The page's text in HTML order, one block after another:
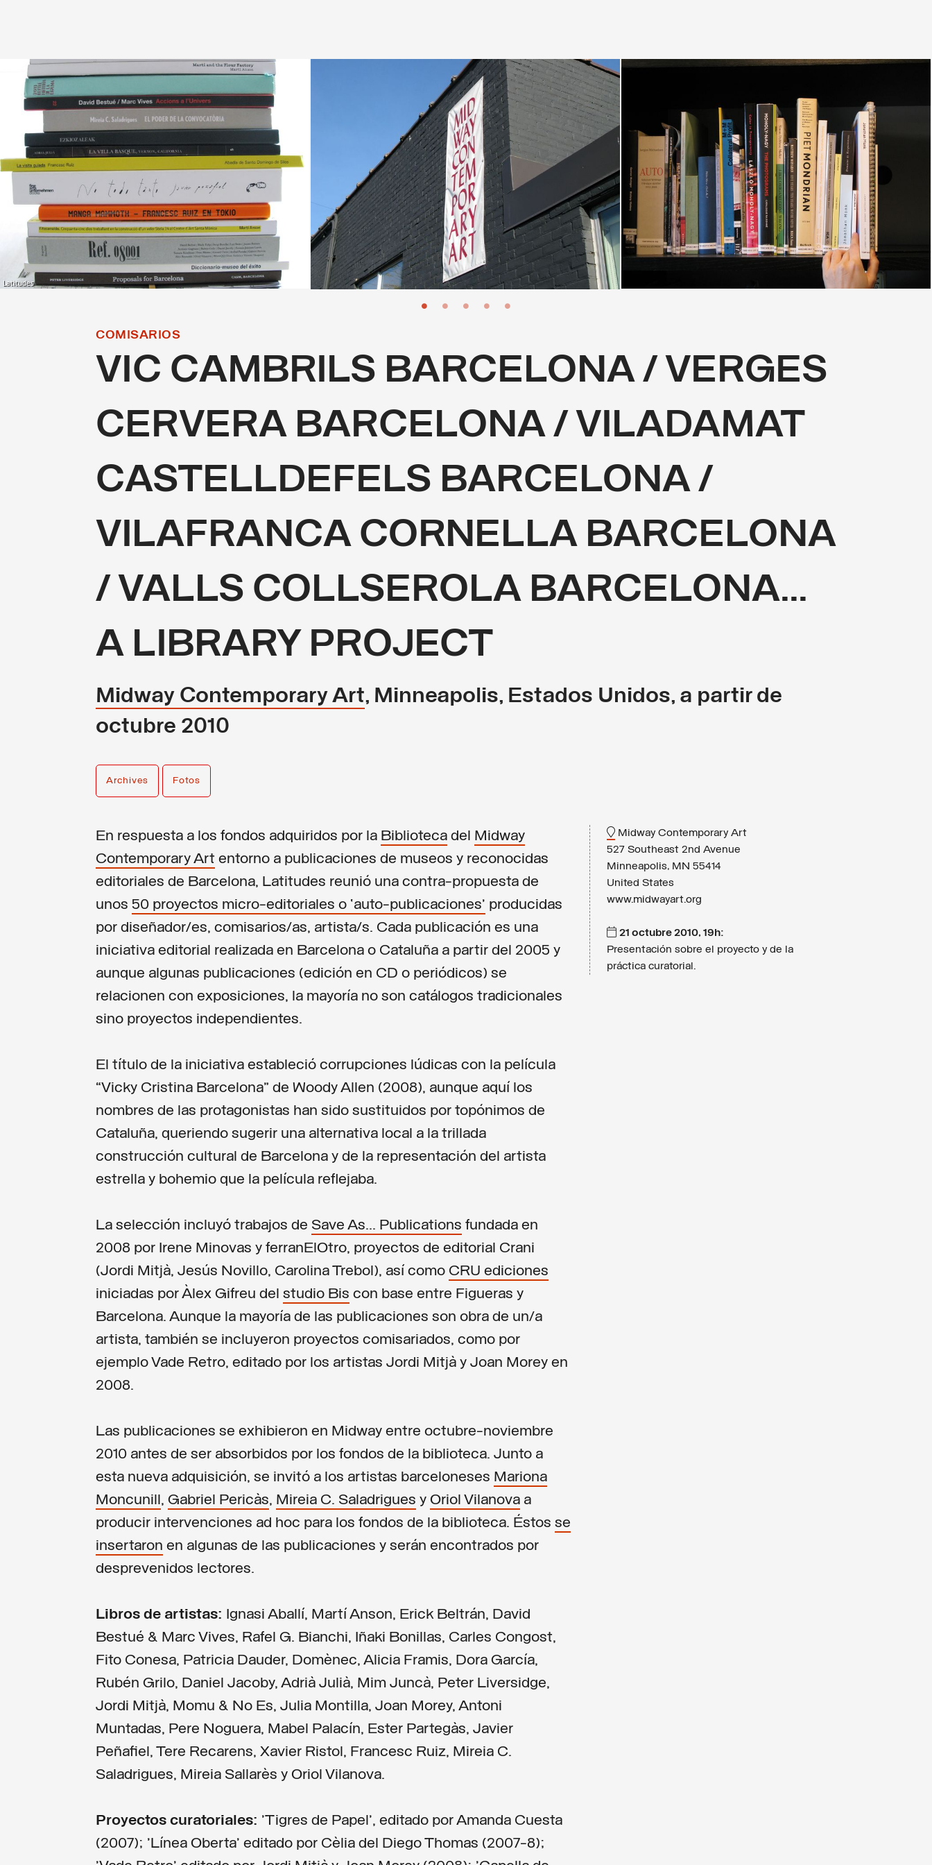
Latitudes
COMISARIOS
VIC CAMBRILS BARCELONA / VERGES
CERVERA BARCELONA / VILADAMAT
CASTELLDEFELS BARCELONA /
VILAFRANCA CORNELLA BARCELONA
/ VALLS COLLSEROLA BARCELONA...
A LIBRARY PROJECT
Midway Contemporary Art, Minneapolis, Estados Unidos, a partir de
octubre 2010
Archives Fotos
En respuesta a los fondos adquiridos por la Biblioteca del Midway
Contemporary Art entorno a publicaciones de museos y reconocidas
editoriales de Barcelona, Latitudes reunió una contra-propuesta de
unos 50 proyectos micro-editoriales o ‘auto-publicaciones’ producidas
por diseñador/es, comisarios/as, artista/s. Cada publicación es una
iniciativa editorial realizada en Barcelona o Cataluña a partir del 2005 y
aunque algunas publicaciones (edición en CD o periódicos) se
relacionen con exposiciones, la mayoría no son catálogos tradicionales
sino proyectos independientes.
El título de la iniciativa estableció corrupciones lúdicas con la película
“Vicky Cristina Barcelona” de Woody Allen (2008), aunque aquí los
nombres de las protagonistas han sido sustituidos por topónimos de
Cataluña, queriendo sugerir una alternativa local a la trillada
construcción cultural de Barcelona y de la representación del artista
estrella y bohemio que la película reflejaba.
La selección incluyó trabajos de Save As... Publications fundada en
2008 por Irene Minovas y ferranElOtro, proyectos de editorial Crani
(Jordi Mitjà, Jesús Novillo, Carolina Trebol), así como CRU ediciones
iniciadas por Àlex Gifreu del studio Bis con base entre Figueras y
Barcelona. Aunque la mayoría de las publicaciones son obra de un/a
artista, también se incluyeron proyectos comisariados, como por
ejemplo Vade Retro, editado por los artistas Jordi Mitjà y Joan Morey en
2008.
Las publicaciones se exhibieron en Midway entre octubre-noviembre
2010 antes de ser absorbidos por los fondos de la biblioteca. Junto a
esta nueva adquisición, se invitó a los artistas barceloneses Mariona
Moncunill, Gabriel Pericàs, Mireia C. Saladrigues y Oriol Vilanova a
producir intervenciones ad hoc para los fondos de la biblioteca. Éstos se
insertaron en algunas de las publicaciones y serán encontrados por
desprevenidos lectores.
Libros de artistas: Ignasi Aballí, Martí Anson, Erick Beltrán, David
Bestué & Marc Vives, Rafel G. Bianchi, Iñaki Bonillas, Carles Congost,
Fito Conesa, Patricia Dauder, Domènec, Alicia Framis, Dora García,
Rubén Grilo, Daniel Jacoby, Adrià Julià, Mim Juncà, Peter Liversidge,
Jordi Mitjà, Momu & No Es, Julia Montilla, Joan Morey, Antoni
Muntadas, Pere Noguera, Mabel Palacín, Ester Partegàs, Javier
Peñafiel, Tere Recarens, Xavier Ristol, Francesc Ruiz, Mireia C.
Saladrigues, Mireia Sallarès y Oriol Vilanova.
Proyectos curatoriales: 'Tigres de Papel', editado por Amanda Cuesta
(2007); 'Línea Oberta' editado por Cèlia del Diego Thomas (2007-8);
Midway Contemporary Art
527 Southeast 2nd Avenue
Minneapolis, MN 55414
United States
www.midwayart.org
21 octubre 2010, 19h:
Presentación sobre el proyecto y de la
práctica curatorial.